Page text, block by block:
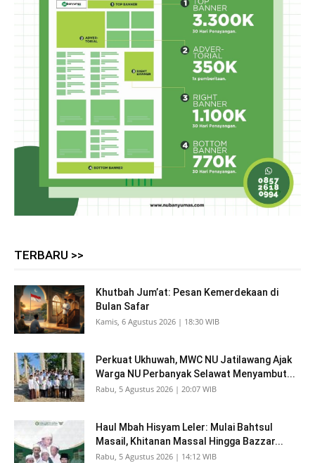
TERBARU >>
Khutbah Jum’at: Pesan Kemerdekaan di
Bulan Safar
Kamis, 6 Agustus 2026 | 18:30 WIB
Perkuat Ukhuwah, MWC NU Jatilawang Ajak
Warga NU Perbanyak Selawat Menyambut...
Rabu, 5 Agustus 2026 | 20:07 WIB
Haul Mbah Hisyam Leler: Mulai Bahtsul
Masail, Khitanan Massal Hingga Bazzar...
Rabu, 5 Agustus 2026 | 14:12 WIB